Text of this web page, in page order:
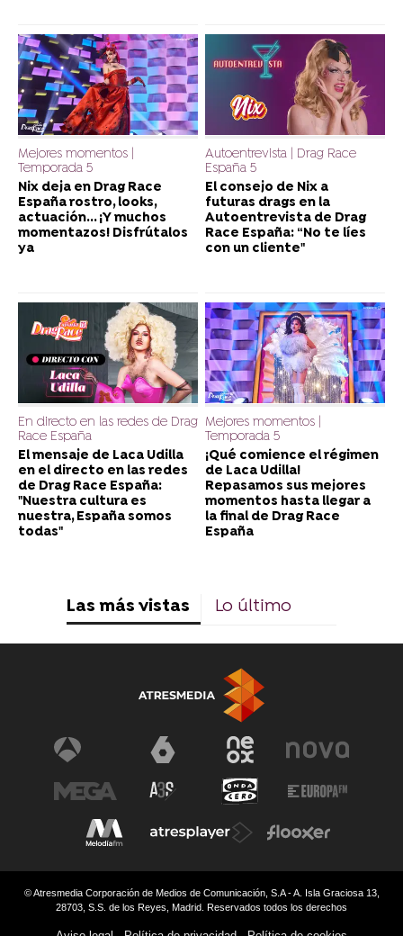
Mejores momentos |
Temporada 5
Nix deja en Drag Race
España rostro, looks,
actuación... ¡Y muchos
momentazos! Disfrútalos
ya
Autoentrevista | Drag Race
España 5
El consejo de Nix a
futuras drags en la
Autoentrevista de Drag
Race España: “No te líes
con un cliente"
En directo en las redes de Drag
Race España
El mensaje de Laca Udilla
en el directo en las redes
de Drag Race España:
"Nuestra cultura es
nuestra, España somos
todas"
Mejores momentos |
Temporada 5
¡Qué comience el régimen
de Laca Udilla!
Repasamos sus mejores
momentos hasta llegar a
la final de Drag Race
España
Las más vistas Lo último
© Atresmedia Corporación de Medios de Comunicación, S.A - A. Isla Graciosa 13,
28703, S.S. de los Reyes, Madrid. Reservados todos los derechos